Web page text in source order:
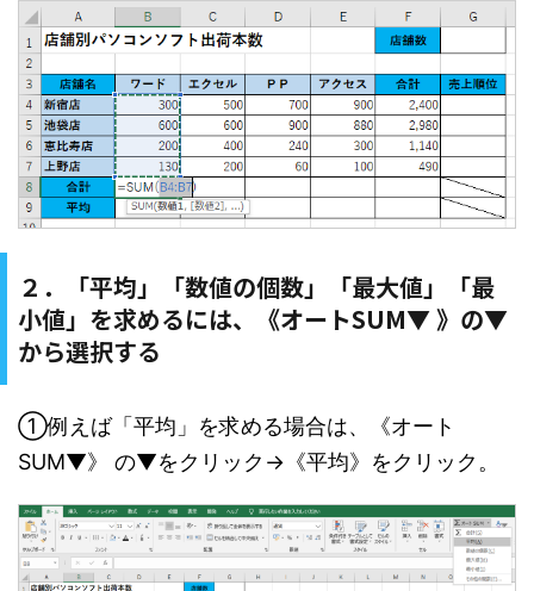
２．「平均」「数値の個数」「最大値」「最
小値」を求めるには、《オートSUM▼ 》の▼
から選択する
①例えば「平均」を求める場合は、《オート
SUM▼》 の▼をクリック→《平均》をクリック。